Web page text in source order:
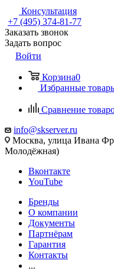
Консультация
+7 (495) 374-81-77
Заказать звонок
Задать вопрос
Войти
Корзина0
Избранные
Сравнение
info@skserver.ru
Москва, улица Ивана
Молодёжная)
Вконтакте
YouTube
Бренды
О компании
Документы
Партнёрам
Гарантия
Контакты
...